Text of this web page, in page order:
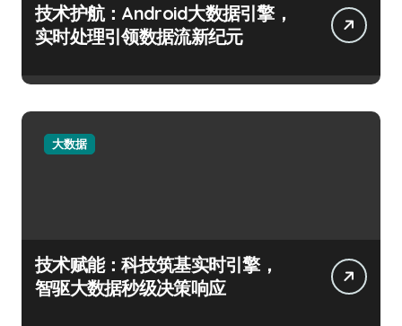
技术护航：Android大数据引擎，
实时处理引领数据流新纪元
大数据
技术赋能：科技筑基实时引擎，
智驱大数据秒级决策响应